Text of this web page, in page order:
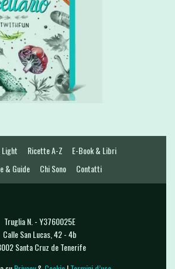
Ricette A-Z
E-Book & Libri
& Guide
Chi Sono Contatti
Truglia N. - Y3760025E
Calle San Lucas, 42 - 4b
Santa Cruz de Tenerife